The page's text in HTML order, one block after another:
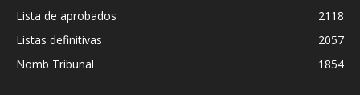
Lista de aprobados
2118
Listas definitivas
2057
Nomb Tribunal
1854